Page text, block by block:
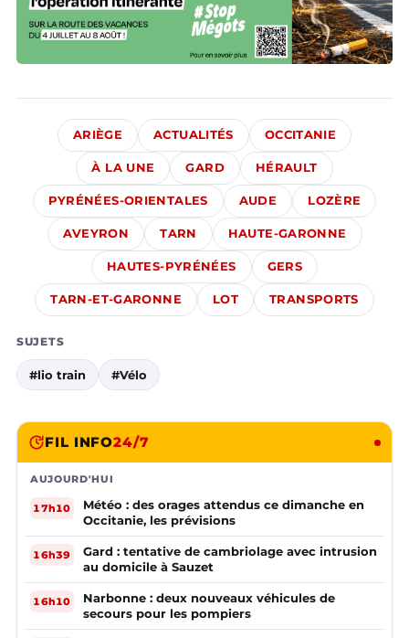
ARIÈGE ACTUALITÉS OCCITANIE
À LA UNE GARD HÉRAULT
PYRÉNÉES-ORIENTALES AUDE LOZÈRE
AVEYRON TARN HAUTE-GARONNE
HAUTES-PYRÉNÉES GERS
TARN-ET-GARONNE LOT TRANSPORTS
SUJETS
#lio train #Vélo
FIL INFO24/7
AUJOURD'HUI
17h10
Météo : des orages attendus ce dimanche en
Occitanie, les prévisions
16h39
Gard : tentative de cambriolage avec intrusion
au domicile à Sauzet
16h10
Narbonne : deux nouveaux véhicules de
secours pour les pompiers